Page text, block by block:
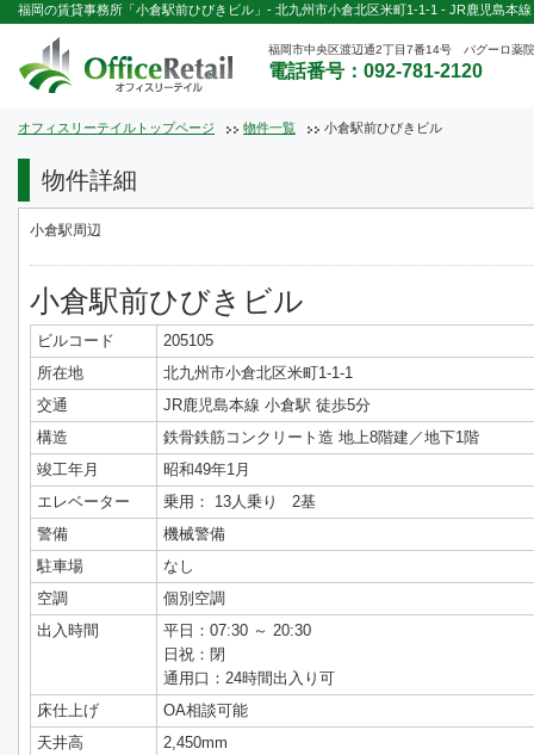
福岡の賃貸事務所「小倉駅前ひびきビル」- 北九州市小倉北区米町1-1-1 - JR鹿児島本
福岡市中央区渡辺通2丁目7番14号 パグーロ薬
電話番号：092-781-2120
オフィスリーテイルトップページ 物件一覧 小倉駅前ひびきビル
物件詳細
小倉駅周辺
小倉駅前ひびきビル
ビルコード
205105
所在地
北九州市小倉北区米町1-1-1
交通
JR鹿児島本線 小倉駅 徒歩5分
構造
鉄骨鉄筋コンクリート造 地上8階建／地下1階
竣工年月
昭和49年1月
エレベーター
乗用： 13人乗り 2基
警備
機械警備
駐車場
なし
空調
個別空調
出入時間
平日：07:30 ～ 20:30
日祝：閉
通用口：24時間出入り可
床仕上げ
OA相談可能
天井高
2,450mm